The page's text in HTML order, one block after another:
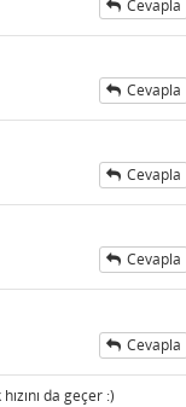
Cevapla
Cevapla
Cevapla
Cevapla
Cevapla
da geçer :)